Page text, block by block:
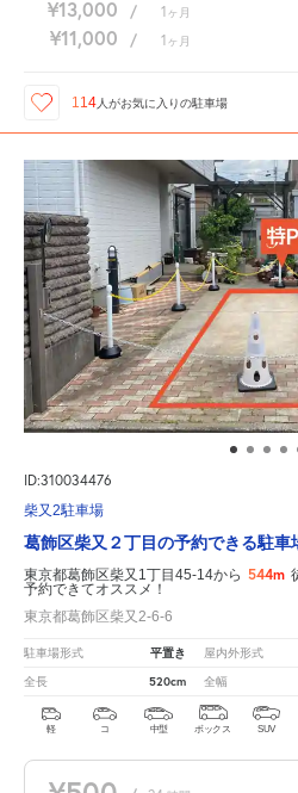
¥13,000 / 1 ヶ月
¥11,000 / 1 ヶ月
114 人がお気に入りの駐車場
ID:310034476
柴又2駐車場
葛飾区柴又２丁目の予約できる駐車
東京都葛飾区柴又1丁目45-14から 544m
予約できてオススメ！
東京都葛飾区柴又2-6-6
駐車場形式 平置き 屋内外形式
全長 520cm 全幅
軽 コ 中型 ボックス SUV